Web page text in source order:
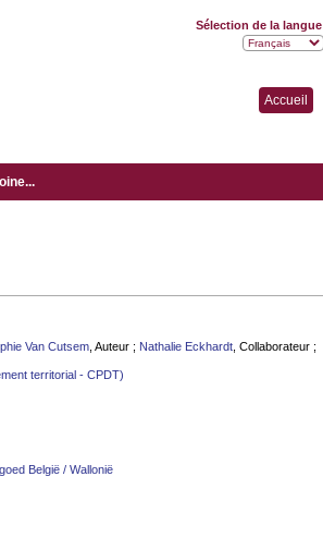
Accueil
Van Cutsem , Auteur ; Nathalie Eckhardt , Collaborateur ;
territorial - CPDT)
België / Wallonië
Sélection de la langue